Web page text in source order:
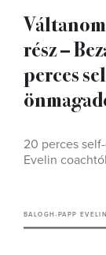
rész –
perces
20 perces
Evelin
BALOGH-PAPP EVELIN